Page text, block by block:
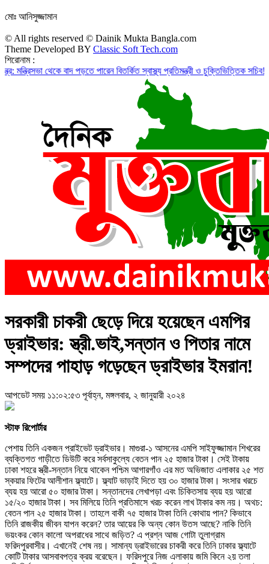
মোঃ আনিসুজ্জামান
© All rights reserved © Dainik Mukta Bangla.com
Theme Developed BY Classic Soft Tech.com
শিরোনাম :
থেকে বাদ পড়তে পারেন বিতর্কিত স্বাস্থ্য প্রতিমন্ত্রী ও চুক্তিভিত্তিক সচিব!রাজস্ব
সরকারী চাকরী ছেড়ে দিয়ে হয়েছেন এমপির
ড্রাইভার: স্ত্রী.ভাই,সন্তান ও পিতার নামে
সম্পদের পাহাড় গড়েছেন ড্রাইভার ইমরান!
আপডেট সময় ১১:০২:৫৩ পূর্বাহ্ন, মঙ্গলবার, ২ জানুয়ারী ২০২৪
স্টাফ রিপোর্টার
পেশায় তিনি একজন প্রাইভেট ড্রাইভার। মাগুরা-১ আসনের এমপি সাইফুজ্জামান শিখরের
ব্যক্তিগত গাড়ীতে ডিউটি করে সর্বসাকুল্যে বেতন পান ২৫ হাজার টাকা। সেই টাকায়
ঢাকা শহরে স্ত্রী-সন্তান নিয়ে থাকেন পশ্চিম আগারগাঁও এর মত অভিজাত এলাকার ২৫ শত
স্কয়ার ফিটের আলীশান ফ্ল্যাটে। ফ্ল্যাট ভাড়াই দিতে হয় ৩০ হাজার টাকা। সংসার খরচে
ব্যয় হয় আরো ৫০ হাজার টাকা। সন্তানদের লেখাপড়া এবং চিকিতসায় ব্যয় হয় আরো
১৫/২০ হাজার টাকা। সব মিলিয়ে তিনি প্রতিমাসে খরচ করেন লাখ টাকার কম নয়। অথচ:
বেতন পান ২৫ হাজার টাকা। তাহলে বাকী ৭৫ হাজার টাকা তিনি কোথায় পান? কিভাবে
তিনি রাজকীয় জীবন যাপন করেন? তার আয়ের কি অন্য কোন উতস আছে? নাকি তিনি
ভয়ংকর কোন কালো অপরাধের সাথে জড়িত? এ প্রশ্ন আজ গোটা তুলাগ্রাম
ফরিদপুরবাসীর। এখানেই শেষ নয়। সামান্য ড্রাইভারের চাকরী করে তিনি ঢাকার ফ্ল্যাটে
কোটি টাকার আসবাবপত্র ক্রয় বরেছেন। ফরিদপুরে নিজ এলাকায় জমি কিনে ২য় তলা